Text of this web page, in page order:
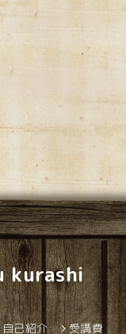
kurashi
自己紹介 受講費